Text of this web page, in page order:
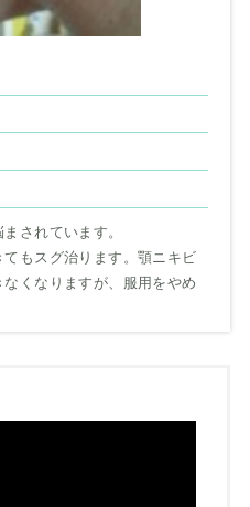
されています。
もスグ治ります。顎ニキビ
くなりますが、服用をやめ